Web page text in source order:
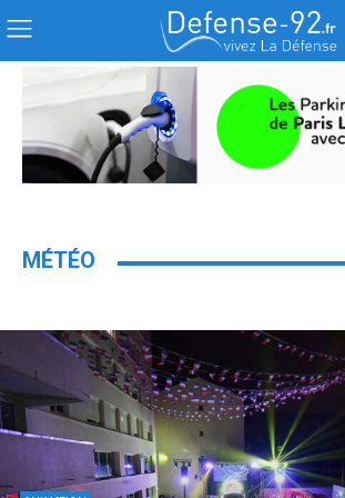
MÉTÉO